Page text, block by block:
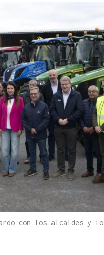
con los alcaldes y